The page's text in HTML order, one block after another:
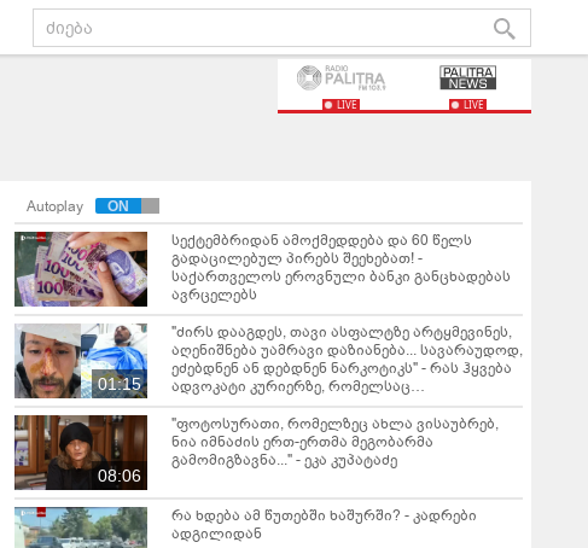
LIVE LIVE
Autoplay
სექტემბრიდან ამოქმედდება და 60 წელს
გადაცილებულ პირებს შეეხებათ! -
საქართველოს ეროვნული ბანკი განცხადებას
ავრცელებს
01:15
"ძირს დააგდეს, თავი ასფალტზე არტყმევინეს,
აღენიშნება უამრავი დაზიანება... სავარაუდოდ,
ეძებდნენ ან დებდნენ ნარკოტიკს" - რას ჰყვება
ადვოკატი კურიერზე, რომელსაც
არასრულწლოვანები ფიზიკურად
გაუსწორდნენ?
08:06
"ფოტოსურათი, რომელზეც ახლა ვისაუბრებ,
ნია იმნაძის ერთ-ერთმა მეგობარმა
გამომიგზავნა..." - ეკა კუპატაძე
რა ხდება ამ წუთებში ხაშურში? - კადრები
ადგილიდან